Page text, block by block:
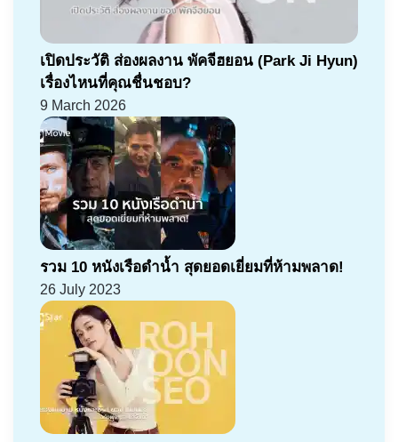
เปิดประวัติ ส่องผลงาน พัคจีฮยอน (Park Ji Hyun)
เรื่องไหนที่คุณชื่นชอบ?
9 March 2026
รวม 10 หนังเรือดำน้ำ สุดยอดเยี่ยมที่ห้ามพลาด!
26 July 2023